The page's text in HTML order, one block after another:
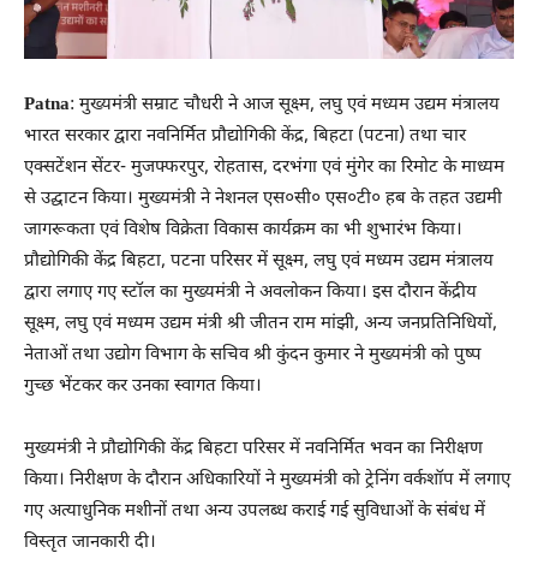
Patna: मुख्यमंत्री सम्राट चौधरी ने आज सूक्ष्म, लघु एवं मध्यम उद्यम मंत्रालय
भारत सरकार द्वारा नवनिर्मित प्रौद्योगिकी केंद्र, बिहटा (पटना) तथा चार
एक्सटेंशन सेंटर- मुजफ्फरपुर, रोहतास, दरभंगा एवं मुंगेर का रिमोट के माध्यम
से उद्घाटन किया। मुख्यमंत्री ने नेशनल एस०सी० एस०टी० हब के तहत उद्यमी
जागरूकता एवं विशेष विक्रेता विकास कार्यक्रम का भी शुभारंभ किया।
प्रौद्योगिकी केंद्र बिहटा, पटना परिसर में सूक्ष्म, लघु एवं मध्यम उद्यम मंत्रालय
द्वारा लगाए गए स्टॉल का मुख्यमंत्री ने अवलोकन किया। इस दौरान केंद्रीय
सूक्ष्म, लघु एवं मध्यम उद्यम मंत्री श्री जीतन राम मांझी, अन्य जनप्रतिनिधियों,
नेताओं तथा उद्योग विभाग के सचिव श्री कुंदन कुमार ने मुख्यमंत्री को पुष्प
गुच्छ भेंटकर कर उनका स्वागत किया।
मुख्यमंत्री ने प्रौद्योगिकी केंद्र बिहटा परिसर में नवनिर्मित भवन का निरीक्षण
किया। निरीक्षण के दौरान अधिकारियों ने मुख्यमंत्री को ट्रेनिंग वर्कशॉप में लगाए
गए अत्याधुनिक मशीनों तथा अन्य उपलब्ध कराई गई सुविधाओं के संबंध में
विस्तृत जानकारी दी।